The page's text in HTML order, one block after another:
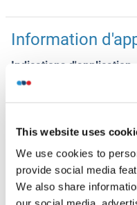
This website uses
We use cookies to
provide social media
We also share
Information
Indications d'application
WB 1:500-1:1000, IF/
1:20000-1:40000
Restrictions
For Research Use only
Stockage (cache)